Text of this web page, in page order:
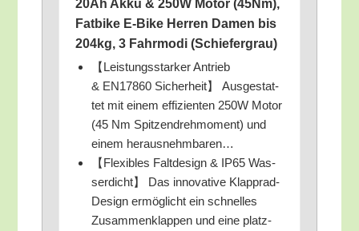
20Ah Akku & 250W Motor (45Nm),
Fat­bike E‑Bike Her­ren Damen bis
204kg, 3 Fahr­mo­di (Schie­fer­grau)
【Leis­tungs­star­ker Antrieb
& EN17860 Sicher­heit】 Aus­ge­stat­
tet mit einem effi­zi­en­ten 250W Motor
(45 Nm Spit­zen­dreh­mo­ment) und
einem herausnehmbaren…
【Fle­xi­bles Falt­de­sign & IP65 Was­
ser­dicht】 Das inno­va­ti­ve Klapp­rad-
Design ermög­licht ein schnel­les
Zusam­men­klap­pen und eine platz­